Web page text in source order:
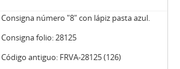
Consigna número "8" con lápiz pasta azul.
Consigna folio: 28125
Código antiguo: FRVA-28125 (126)